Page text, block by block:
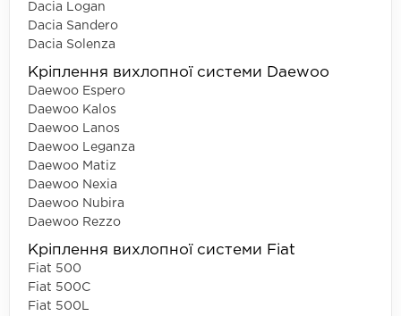
Dacia Logan
Dacia Sandero
Dacia Solenza
Кріплення вихлопної системи Daewoo
Daewoo Espero
Daewoo Kalos
Daewoo Lanos
Daewoo Leganza
Daewoo Matiz
Daewoo Nexia
Daewoo Nubira
Daewoo Rezzo
Кріплення вихлопної системи Fiat
Fiat 500
Fiat 500C
Fiat 500L